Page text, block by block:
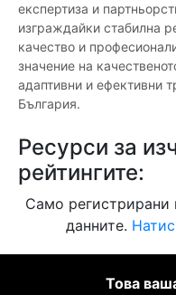
експертиза и
изграждайки стабилна
качество и
значение на
адаптивни и ефективни
България.
Ресурси за
рейтингите:
Само регистрирани
данните.
Това